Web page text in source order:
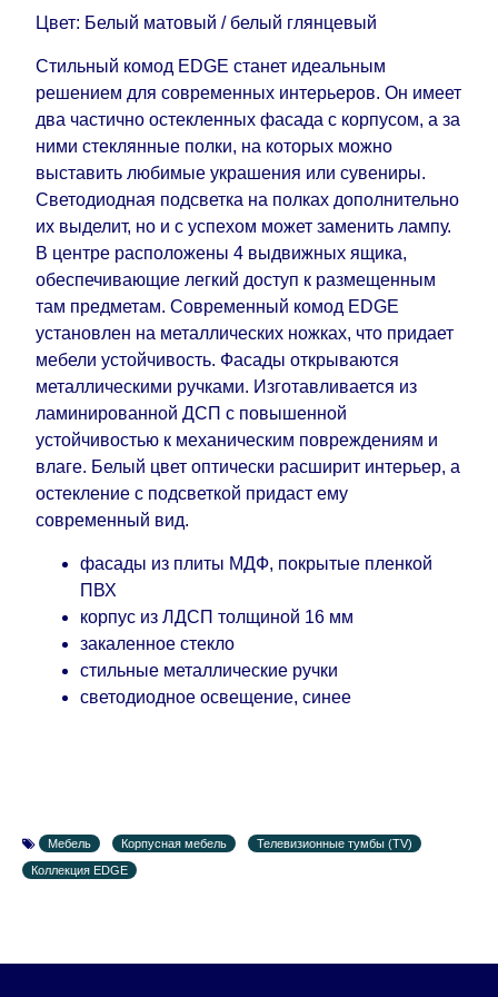
выходные, праздничные вечера и праздничные
дни) от даты получения оплаты от
компании клиента.
Возможны задержки, связанные с морской
доставкой при заказе мебели из-за границы, на
которые не может повлиять Поставщик, в этих
случаях срок доставки будет продлен еще на 30
рабочих дней и не будет считаться
задержкой.
Вместе с тем поставщики
прилагают все усилия, чтобы максимально
доставку, но, не имея возможности
это гарантировать, поэтому интернет-магазин
не несет ответственности за какие-либо
задержки.
Мебель из категории "
Модульная мебель
является модулярной, что оставляет право за
Поставщиком сделать доставку по мере
поступления модулей с фабрики, в течение
дополнительных 60 рабочих дней после первой
доставки товара на дом клиенту.
Цвет: Белый матовый / белый глянцевый
Стильный комод EDGE станет идеальным
решением для современных интерьеров. Он имеет
два частично остекленных фасада с корпусом, а за
ними стеклянные полки, на которых можно
выставить любимые украшения или сувениры.
Светодиодная подсветка на полках дополнительно
их выделит, но и с успехом может заменить лампу.
В центре расположены 4 выдвижных ящика,
обеспечивающие легкий доступ к размещенным
там предметам. Современный комод EDGE
установлен на металлических ножках, что придает
мебели устойчивость. Фасады открываются
металлическими ручками. Изготавливается из
ламинированной ДСП с повышенной
устойчивостью к механическим повреждениям и
влаге. Белый цвет оптически расширит интерьер, а
остекление с подсветкой придаст ему
современный вид.
фасады из плиты МДФ, покрытые пленкой
ПВХ
корпус из ЛДСП толщиной 16 мм
закаленное стекло
стильные металлические ручки
светодиодное освещение, синее
Мебель Корпусная мебель
Телевизионные тумбы (TV)
Коллекция EDGE